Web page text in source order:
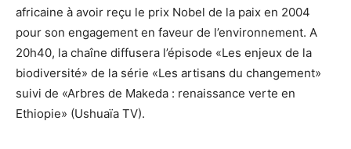
africaine à avoir reçu le prix Nobel de la paix en 2004
pour son engagement en faveur de l’environnement. A
20h40, la chaîne diffusera l’épisode «Les enjeux de la
biodiversité» de la série «Les artisans du changement»
suivi de «Arbres de Makeda : renaissance verte en
Ethiopie» (Ushuaïa TV).